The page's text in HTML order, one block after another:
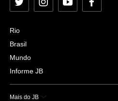
Twitter InstagramYouTubeFacebook
Rio
Brasil
Mundo
Informe JB
Mais do JB